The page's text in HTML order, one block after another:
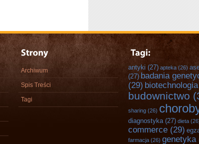
Archiwum
Spis Treści
Tagi
antyki (27) apteka (26)
(27) badania
(29) biotechnologia
budownictwo
sharing (26)
diagnostyka(27) dieta
commerce (29)
farmacja (26) genetyka